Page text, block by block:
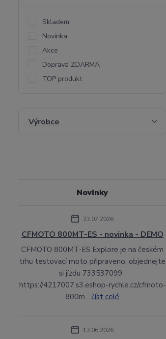
Skladem
Novinka
Akce
Doprava ZDARMA
TOP produkt
Výrobce
Novinky
23.07.2026
CFMOTO 800MT-ES - novinka - DEMO
CFMOTO 800MT-ES Explore je na českém
trhu testovací moto připraveno, objednejte
si jízdu 733537099
https://4217007.s3.eshop-rychle.cz/cfmoto-
800m...číst celé
13.06.2026